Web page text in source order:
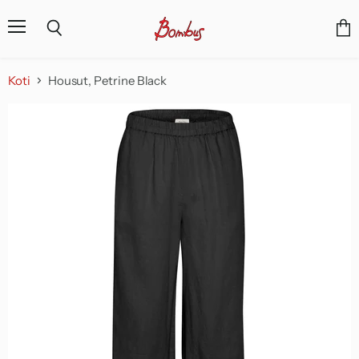
Koti Housut, Petrine Black